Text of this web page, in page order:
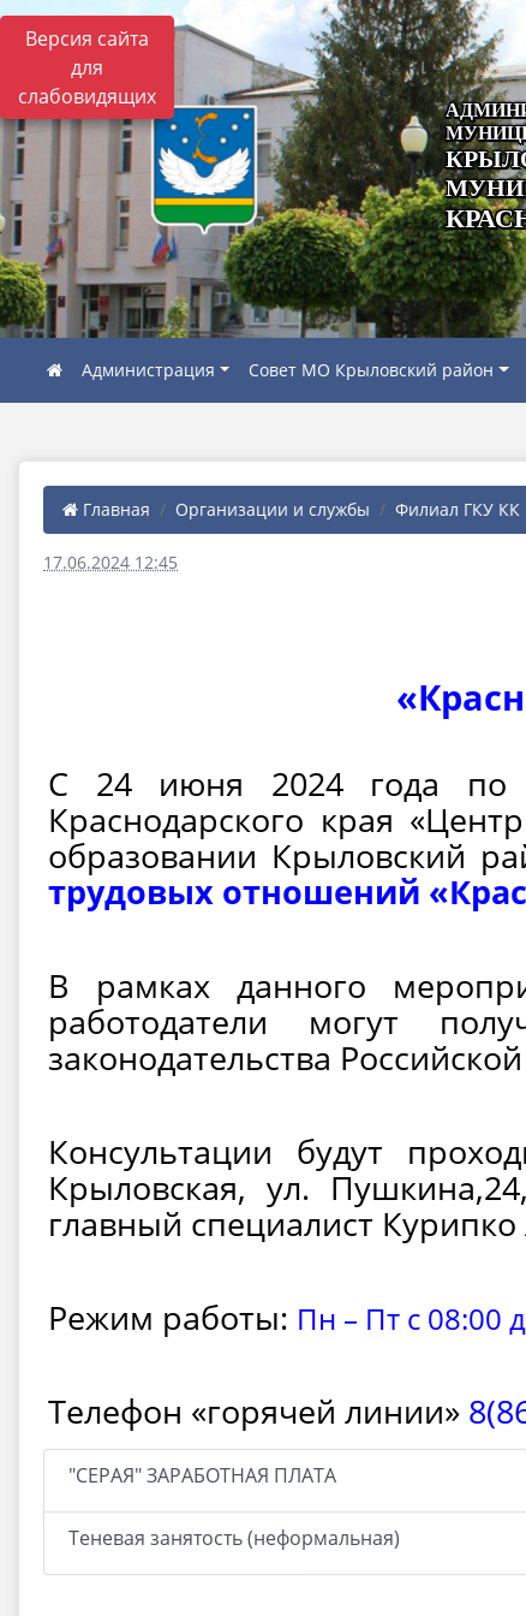
Версия сайта
для
слабовидящих
Администрация Совет МО Крыловский район
Главная Организации и службы Филиал ГКУ КК
17.06.2024 12:45
С 24 июня 2024 года по
Краснодарского края
образовании Крыловский
трудовых отношений
В рамках данного
работодатели могут
законодательства
Консультации будут
Крыловская, ул.
главный специалист
Режим работы: Пн – Пт с 08:00
Телефон «горячей линии»
"СЕРАЯ" ЗАРАБОТНАЯ ПЛАТА
Теневая занятость (неформальная)